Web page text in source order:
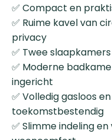
✅ Compact en
✅ Ruime kavel van
privacy
✅ Twee
✅ Moderne
ingericht
✅ Volledig gasloos
toekomstbestendig
✅ Slimme indeling